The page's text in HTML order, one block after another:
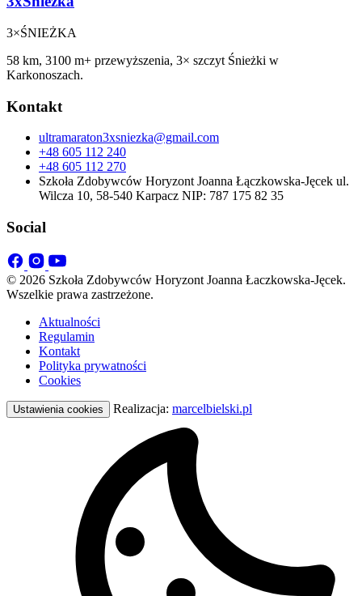
3×ŚNIEŻKA
58 km, 3100 m+ przewyższenia, 3× szczyt Śnieżki w
Karkonoszach.
Kontakt
ultramaraton3xsniezka@gmail.com
+48 605 112 240
+48 605 112 270
Szkoła Zdobywców Horyzont Joanna Łączkowska-Jęcek ul.
Wilcza 10, 58-540 Karpacz NIP: 787 175 82 35
Social
© 2026 Szkoła Zdobywców Horyzont Joanna Łaczkowska-Jęcek.
Wszelkie prawa zastrzeżone.
Aktualności
Regulamin
Kontakt
Polityka prywatności
Cookies
Ustawienia cookies Realizacja: marcelbielski.pl